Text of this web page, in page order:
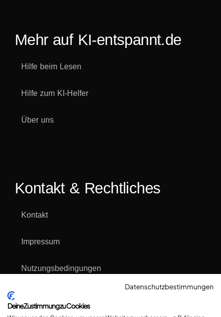
Mehr auf KI-entspannt.de
Hilfe beim Lesen
Hilfe zum KI-Helfer
Über uns
Kontakt & Rechtliches
Kontakt
Impressum
Nutzungsbedingungen
Datenschutzbestimmungen
Deine Zustimmung zu Cookies